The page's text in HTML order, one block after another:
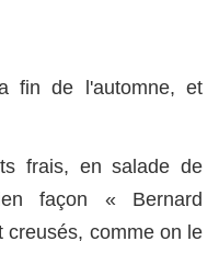
fin de l'automne, et
frais, en salade de
façon « Bernard
creusés, comme on le